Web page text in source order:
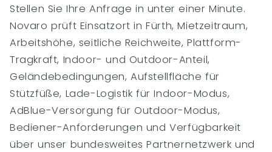
Stellen Sie Ihre Anfrage in unter einer Minute.
Novaro prüft Einsatzort in Fürth, Mietzeitraum,
Arbeitshöhe, seitliche Reichweite, Plattform-
Tragkraft, Indoor- und Outdoor-Anteil,
Geländebedingungen, Aufstellfläche für
Stützfüße, Lade-Logistik für Indoor-Modus,
AdBlue-Versorgung für Outdoor-Modus,
Bediener-Anforderungen und Verfügbarkeit
über unser bundesweites Partnernetzwerk und